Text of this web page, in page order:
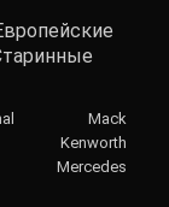
Mack
Kenworth
Mercedes